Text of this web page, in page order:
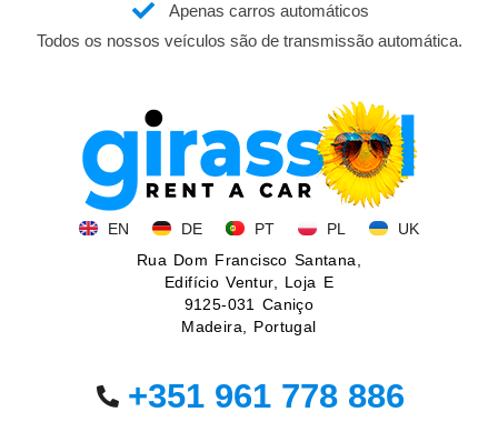
Apenas carros automáticos
Todos os nossos veículos são de transmissão automática.
EN DE PT PL
UK
Rua Dom Francisco Santana,
Edifício Ventur, Loja E
9125-031 Caniço
Madeira, Portugal
+351 961 778 886